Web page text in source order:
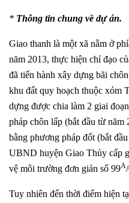
* Thông tin chung về dự án.
Giao thanh là một xã nằm ở
năm 2013, thực hiện chỉ đạo
đã tiến hành xây dựng bãi
khu đất quy hoạch thuộc xóm
dựng được chia làm 2 giai
pháp chôn lấp (bắt đầu từ
bằng phương pháp đốt (bắt
UBND huyện Giao Thủy cấp
vệ môi trường đơn giản số 99A
Tuy nhiên đến thời điểm hiện